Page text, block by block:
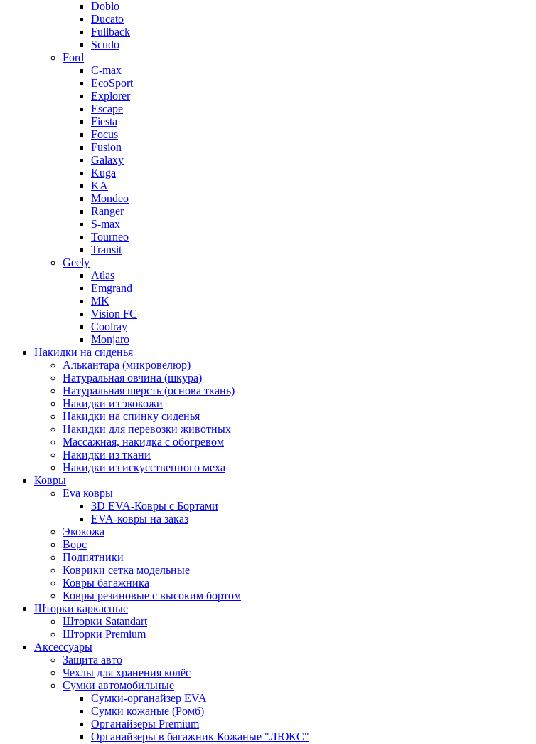
Doblo
Ducato
Fullback
Scudo
Ford
C-max
EcoSport
Explorer
Escape
Fiesta
Focus
Fusion
Galaxy
Kuga
KA
Mondeo
Ranger
S-max
Tourneo
Transit
Geely
Atlas
Emgrand
MK
Vision FC
Coolray
Monjaro
Накидки на сиденья
Алькантара (микровелюр)
Натуральная овчина (шкура)
Натуральная шерсть (основа ткань)
Накидки из экокожи
Накидки на спинку сиденья
Накидки для перевозки животных
Массажная, накидка с обогревом
Накидки из ткани
Накидки из искусственного меха
Ковры
Eva ковры
3D EVA-Ковры с Бортами
EVA-ковры на заказ
Экокожа
Ворс
Подпятники
Коврики сетка модельные
Ковры багажника
Ковры резиновые с высоким бортом
Шторки каркасные
Шторки Satandart
Шторки Premium
Аксессуары
Защита авто
Чехлы для хранения колёс
Сумки автомобильные
Сумки-органайзер EVA
Сумки кожаные (Ромб)
Органайзеры Premium
Органайзеры в багажник Кожаные "ЛЮКС"